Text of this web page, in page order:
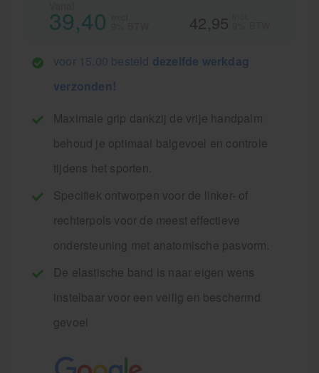
39,40 42,95
voor 15.00 besteld dezelfde werkdag
verzonden!
Maximale grip dankzij de vrije handpalm
behoud je optimaal balgevoel en controle
tijdens het sporten.
Specifiek ontworpen voor de linker- of
rechterpols voor de meest effectieve
ondersteuning met anatomische pasvorm.
De elastische band is naar eigen wens
instelbaar voor een veilig en beschermd
gevoel